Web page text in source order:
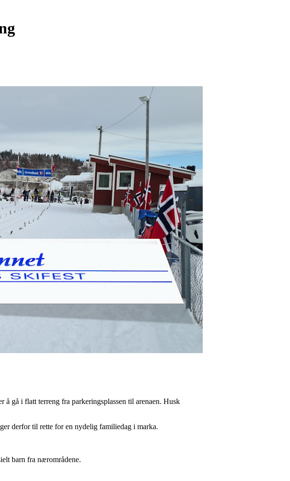
gå i flatt terreng fra parkeringsplassen til arenaen. Husk
derfor til rette for en nydelig familiedag i marka.
barn fra nærområdene.